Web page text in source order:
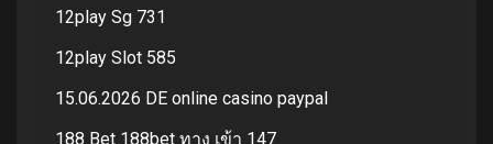
12play Sg 731
12play Slot 585
15.06.2026 DE online casino paypal
188 Bet 188bet ทาง เข้า 147